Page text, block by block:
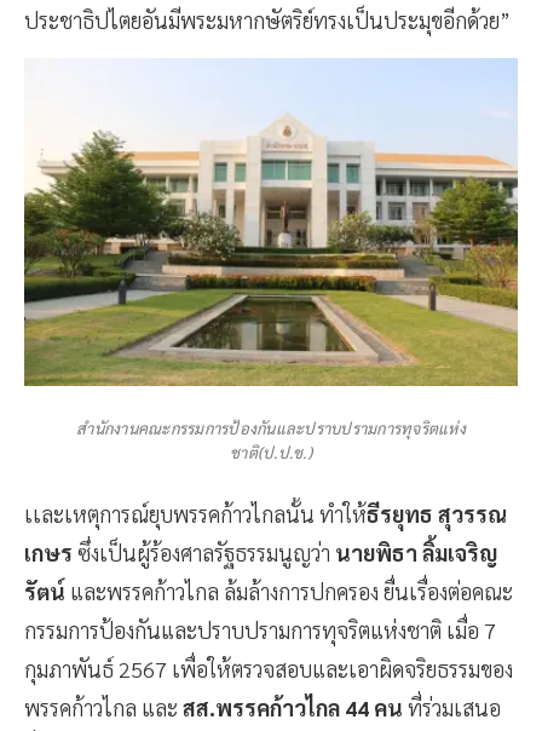
ประชาธิปไตยอันมีพระมหากษัตริย์ทรงเป็นประมุขอีกด้วย”
สำนักงานคณะกรรมการป้องกันและปราบปรามการทุจริตแห่ง
ชาติ(ป.ป.ช.)
เเละเหตุการณ์ยุบพรรคก้าวไกลนั้น ทำให้ธีรยุทธ สุวรรณ
เกษร ซึ่งเป็นผู้ร้องศาลรัฐธรรมนูญว่า นายพิธา ลิ้มเจริญ
รัตน์ และพรรคก้าวไกล ล้มล้างการปกครอง ยื่นเรื่องต่อคณะ
กรรมการป้องกันและปราบปรามการทุจริตแห่งชาติ เมื่อ 7
กุมภาพันธ์ 2567 เพื่อให้ตรวจสอบและเอาผิดจริยธรรมของ
พรรคก้าวไกล และ สส.พรรคก้าวไกล 44 คน ที่ร่วมเสนอ